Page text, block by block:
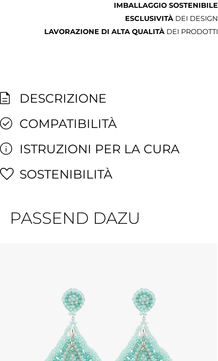
IMBALLAGGIO SOSTENIBILE
ESCLUSIVITÀ DEI DESIGN
LAVORAZIONE DI ALTA QUALITÀ DEI PRODOTTI
DESCRIZIONE
COMPATIBILITÀ
ISTRUZIONI PER LA CURA
SOSTENIBILITÀ
PASSEND DAZU